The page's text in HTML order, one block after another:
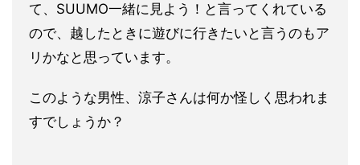
て、SUUMO一緒に見よう！と言ってくれている
ので、越したときに遊びに行きたいと言うのもア
リかなと思っています。
このような男性、涼子さんは何か怪しく思われま
すでしょうか？